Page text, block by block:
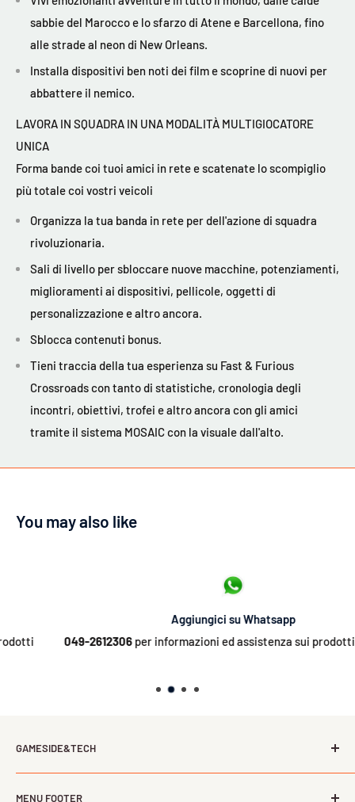
sabbie del Marocco e lo sfarzo di Atene e Barcellona, fino
alle strade al neon di New Orleans.
Installa dispositivi ben noti dei film e scoprine di nuovi per
abbattere il nemico.
LAVORA IN SQUADRA IN UNA MODALITÀ MULTIGIOCATORE
UNICA
Forma bande coi tuoi amici in rete e scatenate lo scompiglio
più totale coi vostri veicoli
Organizza la tua banda in rete per dell'azione di squadra
rivoluzionaria.
Sali di livello per sbloccare nuove macchine, potenziamenti,
miglioramenti ai dispositivi, pellicole, oggetti di
personalizzazione e altro ancora.
Sblocca contenuti bonus.
Tieni traccia della tua esperienza su Fast & Furious
Crossroads con tanto di statistiche, cronologia degli
incontri, obiettivi, trofei e altro ancora con gli amici
tramite il sistema MOSAIC con la visuale dall'alto.
You may also like
Aggiungici su Whatsapp
049-2612306per informazioni ed assistenza sui prodotti ed ordini
GAMESIDE&TECH
MENU FOOTER